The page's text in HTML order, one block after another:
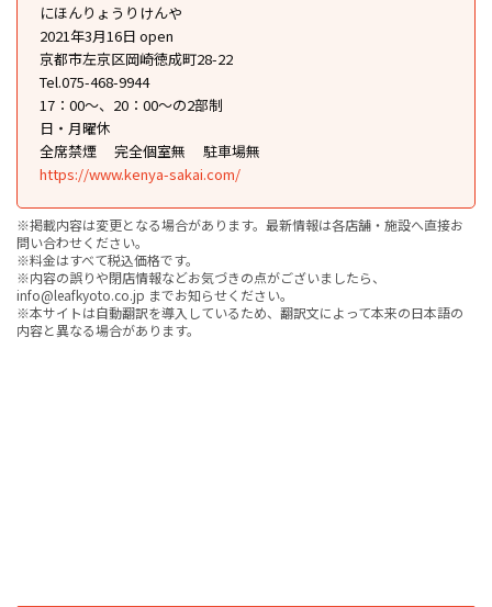
にほんりょうりけんや
2021年3月16日 open
京都市左京区岡崎徳成町28-22
Tel.075-468-9944
17：00～、20：00～の2部制
日・月曜休
全席禁煙
完全個室無
駐車場無
https://www.kenya-sakai.com/
※掲載内容は変更となる場合があります。最新情報は各店舗・施設へ直接お
問い合わせください。
※料金はすべて税込価格です。
※内容の誤りや閉店情報などお気づきの点がございましたら、
info@leafkyoto.co.jp までお知らせください。
※本サイトは自動翻訳を導入しているため、翻訳文によって本来の日本語の
内容と異なる場合があります。